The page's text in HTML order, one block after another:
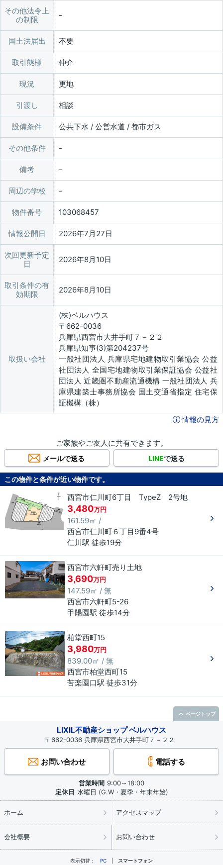
その他法令上
の制限
国土法届出 不要
取引態様 仲介
現況 更地
引渡し 相談
設備条件 公共下水 / 公営水道 / 都市ガス
その他条件
備考
周辺の学校
物件番号 103068457
情報公開日 2026年7月27日
次回更新予定
日
2026年8月10日
取引条件の有
効期限
2026年8月10日
取扱い会社
(株)ベルハウス
〒662-0036
兵庫県西宮市大井手町７－２２
兵庫県知事(3)第204237号
一般社団法人 兵庫県宅地建物取引業協会 公益
社団法人 全国宅地建物取引業保証協会 公益社
団法人 近畿圏不動産流通機構 一般社団法人 兵
庫県建築士事務所協会 国土交通省指定 住宅保
証機構（株）
情報の見方
ご家族やご友人に共有できます。
メールで送る LINEで送る
この物件と条件が近い物件です。
西宮市仁川町6丁目 TypeZ 2号地
3,480万円
161.59㎡ /
西宮市仁川町６丁目 9番4号
仁川駅 徒歩19分
西宮市六軒町売り土地
3,690万円
147.59㎡ / 無
西宮市六軒町5-26
甲陽園駅 徒歩14分
柏堂西町15
3,980万円
839.00㎡ / 無
西宮市柏堂西町15
苦楽園口駅 徒歩31分
LIXIL不動産ショップ ベルハウス
〒662-0036 兵庫県西宮市大井手町７－２２
お問い合わせ 電話する
営業時間 9:00～18:00
定休日 水曜日 (G.W・夏季・年末年始)
ホーム アクセスマップ
会社概要 お問い合わせ
表示切替： PC スマートフォン
ページトップ